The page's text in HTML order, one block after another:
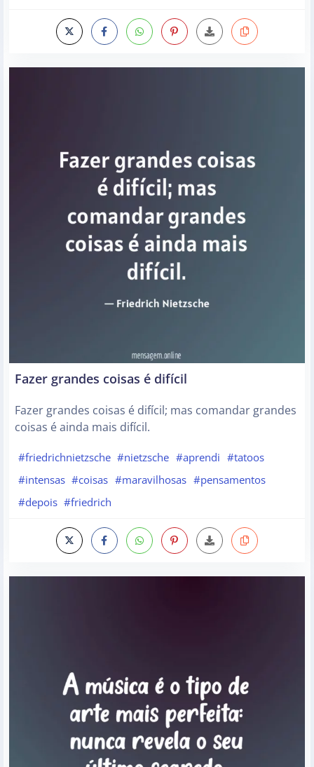
Fazer grandes coisas é difícil
Fazer grandes coisas é difícil; mas comandar grandes
coisas é ainda mais difícil.
#friedrichnietzsche #nietzsche #aprendi #tatoos
#intensas #coisas #maravilhosas #pensamentos
#depois #friedrich